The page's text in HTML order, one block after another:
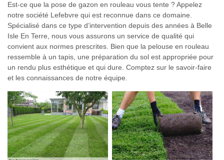
Est-ce que la pose de gazon en rouleau vous tente ? Appelez
notre société Lefebvre qui est reconnue dans ce domaine.
Spécialisé dans ce type d’intervention depuis des années à Belle
Isle En Terre, nous vous assurons un service de qualité qui
convient aux normes prescrites. Bien que la pelouse en rouleau
ressemble à un tapis, une préparation du sol est appropriée pour
un rendu plus esthétique et qui dure. Comptez sur le savoir-faire
et les connaissances de notre équipe.